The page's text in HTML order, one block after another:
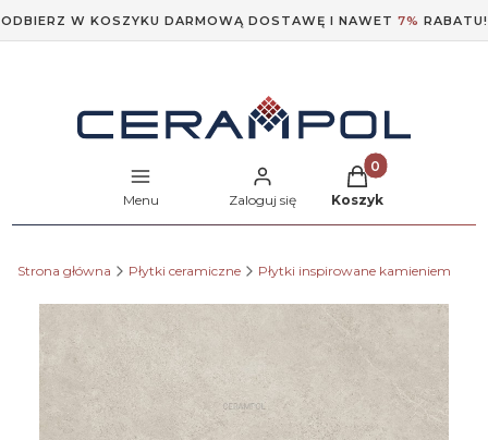
ODBIERZ W KOSZYKU DARMOWĄ DOSTAWĘ I NAWET 7% RABATU!
Menu Zaloguj się
Produkty w
Koszyk
Strona główna Płytki ceramiczne Płytki inspirowane kamieniem